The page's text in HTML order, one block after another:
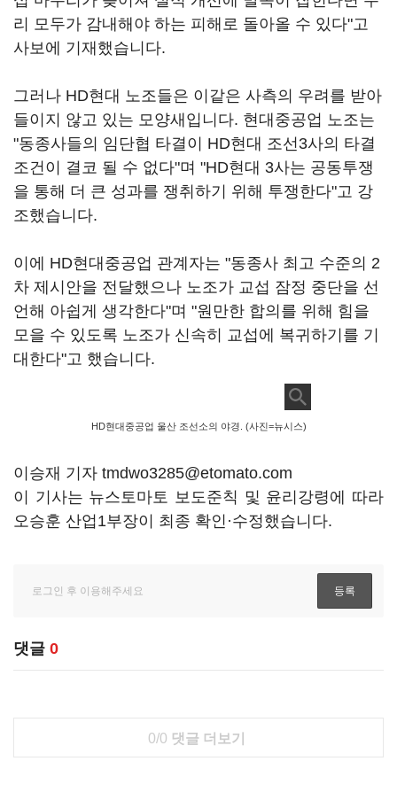
리 모두가 감내해야 하는 피해로 돌아올 수 있다"고
사보에 기재했습니다.
그러나 HD현대 노조들은 이같은 사측의 우려를 받아
들이지 않고 있는 모양새입니다. 현대중공업 노조는
"동종사들의 임단협 타결이 HD현대 조선3사의 타결
조건이 결코 될 수 없다"며 "HD현대 3사는 공동투쟁
을 통해 더 큰 성과를 쟁취하기 위해 투쟁한다"고 강
조했습니다.
이에 HD현대중공업 관계자는 "동종사 최고 수준의 2
차 제시안을 전달했으나 노조가 교섭 잠정 중단을 선
언해 아쉽게 생각한다"며 "원만한 합의를 위해 힘을
모을 수 있도록 노조가 신속히 교섭에 복귀하기를 기
대한다"고 했습니다.
HD현대중공업 울산 조선소의 야경. (사진=뉴시스)
이승재 기자 tmdwo3285@etomato.com
이 기사는 뉴스토마토 보도준칙 및 윤리강령에 따라
오승훈 산업1부장이 최종 확인·수정했습니다.
댓글 0
0/0 댓글 더보기